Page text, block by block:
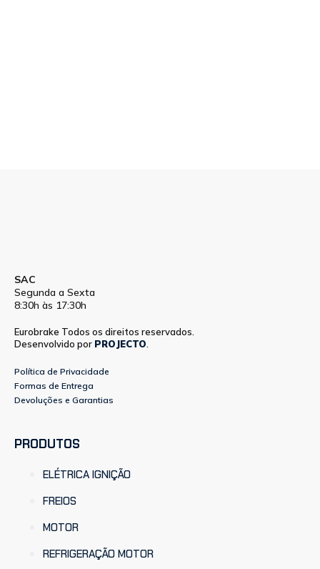
SAC
Segunda a Sexta
8:30h às 17:30h
Eurobrake Todos os direitos reservados.
Desenvolvido por PROJECTO
Política de Privacidade
Formas de Entrega
Devoluções e Garantias
PRODUTOS
ELÉTRICA IGNIÇÃO
FREIOS
MOTOR
REFRIGERAÇÃO MOTOR